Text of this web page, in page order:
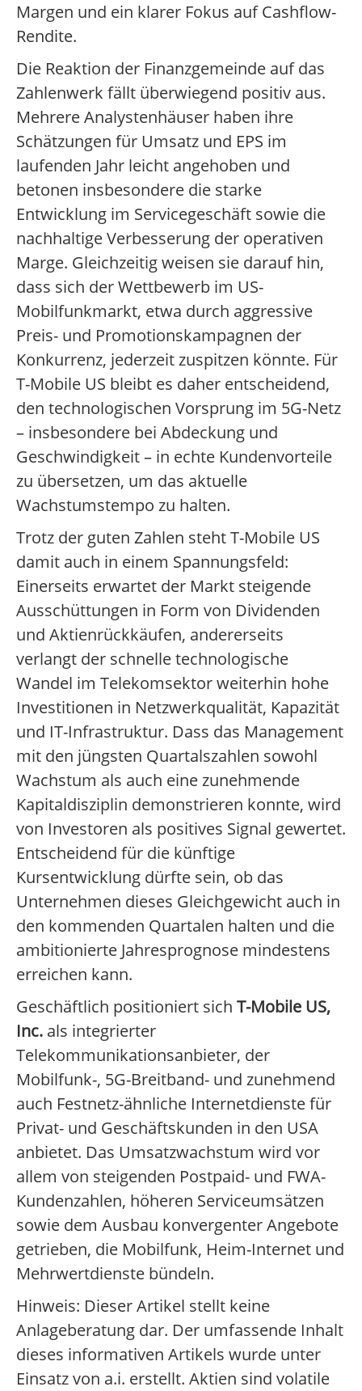
Margen und ein klarer Fokus auf Cashflow-
Rendite.
Die Reaktion der Finanzgemeinde auf das
Zahlenwerk fällt überwiegend positiv aus.
Mehrere Analystenhäuser haben ihre
Schätzungen für Umsatz und EPS im
laufenden Jahr leicht angehoben und
betonen insbesondere die starke
Entwicklung im Servicegeschäft sowie die
nachhaltige Verbesserung der operativen
Marge. Gleichzeitig weisen sie darauf hin,
dass sich der Wettbewerb im US-
Mobilfunkmarkt, etwa durch aggressive
Preis- und Promotionskampagnen der
Konkurrenz, jederzeit zuspitzen könnte. Für
T-Mobile US bleibt es daher entscheidend,
den technologischen Vorsprung im 5G-Netz
– insbesondere bei Abdeckung und
Geschwindigkeit – in echte Kundenvorteile
zu übersetzen, um das aktuelle
Wachstumstempo zu halten.
Trotz der guten Zahlen steht T-Mobile US
damit auch in einem Spannungsfeld:
Einerseits erwartet der Markt steigende
Ausschüttungen in Form von Dividenden
und Aktienrückkäufen, andererseits
verlangt der schnelle technologische
Wandel im Telekomsektor weiterhin hohe
Investitionen in Netzwerkqualität, Kapazität
und IT-Infrastruktur. Dass das Management
mit den jüngsten Quartalszahlen sowohl
Wachstum als auch eine zunehmende
Kapitaldisziplin demonstrieren konnte, wird
von Investoren als positives Signal gewertet.
Entscheidend für die künftige
Kursentwicklung dürfte sein, ob das
Unternehmen dieses Gleichgewicht auch in
den kommenden Quartalen halten und die
ambitionierte Jahresprognose mindestens
erreichen kann.
Geschäftlich positioniert sich T-Mobile US,
Inc. als integrierter
Telekommunikationsanbieter, der
Mobilfunk-, 5G-Breitband- und zunehmend
auch Festnetz-ähnliche Internetdienste für
Privat- und Geschäftskunden in den USA
anbietet. Das Umsatzwachstum wird vor
allem von steigenden Postpaid- und FWA-
Kundenzahlen, höheren Serviceumsätzen
sowie dem Ausbau konvergenter Angebote
getrieben, die Mobilfunk, Heim-Internet und
Mehrwertdienste bündeln.
Hinweis: Dieser Artikel stellt keine
Anlageberatung dar. Der umfassende Inhalt
dieses informativen Artikels wurde unter
Einsatz von a.i. erstellt. Aktien sind volatile